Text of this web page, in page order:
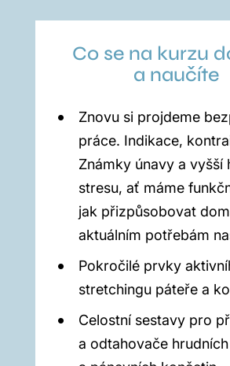
Co se na kurzu
a naučíte
Znovu si projdeme
práce. Indikace,
Známky únavy a vyšší
stresu, ať máme
jak přizpůsobovat
aktuálním potřebám
Pokročilé prvky
stretchingu páteře a
Celostní sestavy pro
a odtahovače hrudních